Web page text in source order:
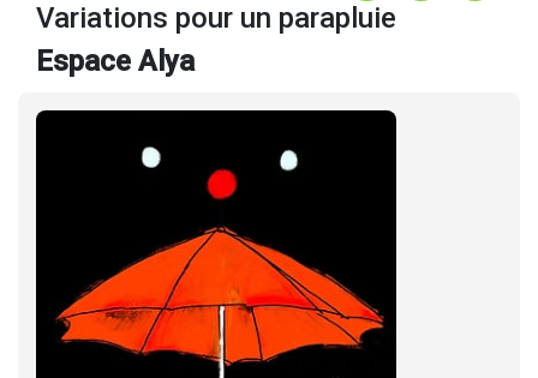
Variations pour un parapluie
Espace Alya